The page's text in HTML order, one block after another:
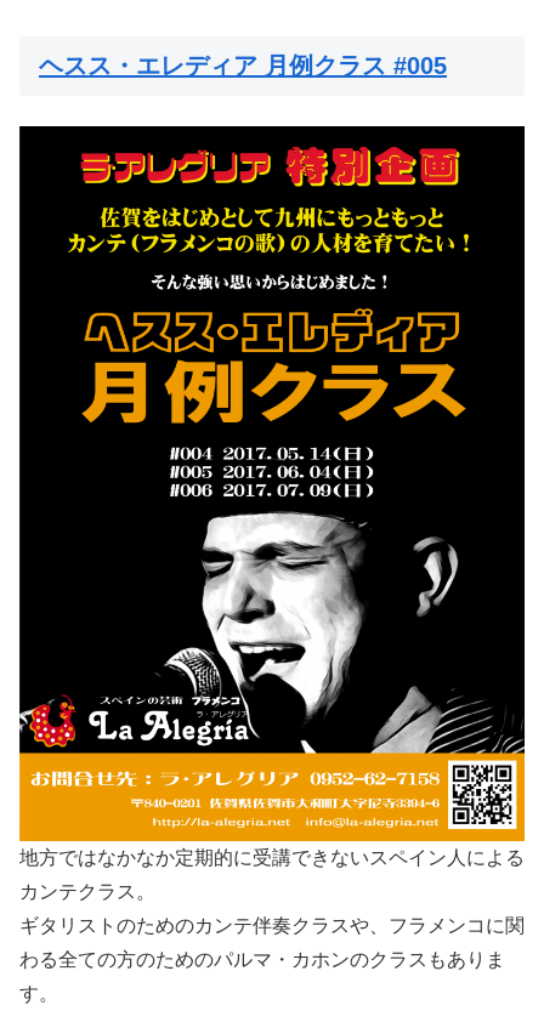
ヘスス・エレディア 月例クラス #005
地方ではなかなか定期的に受講できないスペイン人による
カンテクラス。
ギタリストのためのカンテ伴奏クラスや、フラメンコに関
わる全ての方のためのパルマ・カホンのクラスもありま
す。